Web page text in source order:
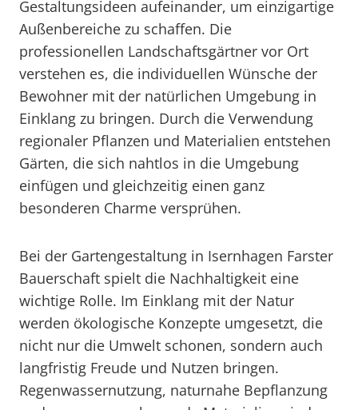
Gestaltungsideen aufeinander, um einzigartige
Außenbereiche zu schaffen. Die
professionellen Landschaftsgärtner vor Ort
verstehen es, die individuellen Wünsche der
Bewohner mit der natürlichen Umgebung in
Einklang zu bringen. Durch die Verwendung
regionaler Pflanzen und Materialien entstehen
Gärten, die sich nahtlos in die Umgebung
einfügen und gleichzeitig einen ganz
besonderen Charme versprühen.
Bei der Gartengestaltung in Isernhagen Farster
Bauerschaft spielt die Nachhaltigkeit eine
wichtige Rolle. Im Einklang mit der Natur
werden ökologische Konzepte umgesetzt, die
nicht nur die Umwelt schonen, sondern auch
langfristig Freude und Nutzen bringen.
Regenwassernutzung, naturnahe Bepflanzung